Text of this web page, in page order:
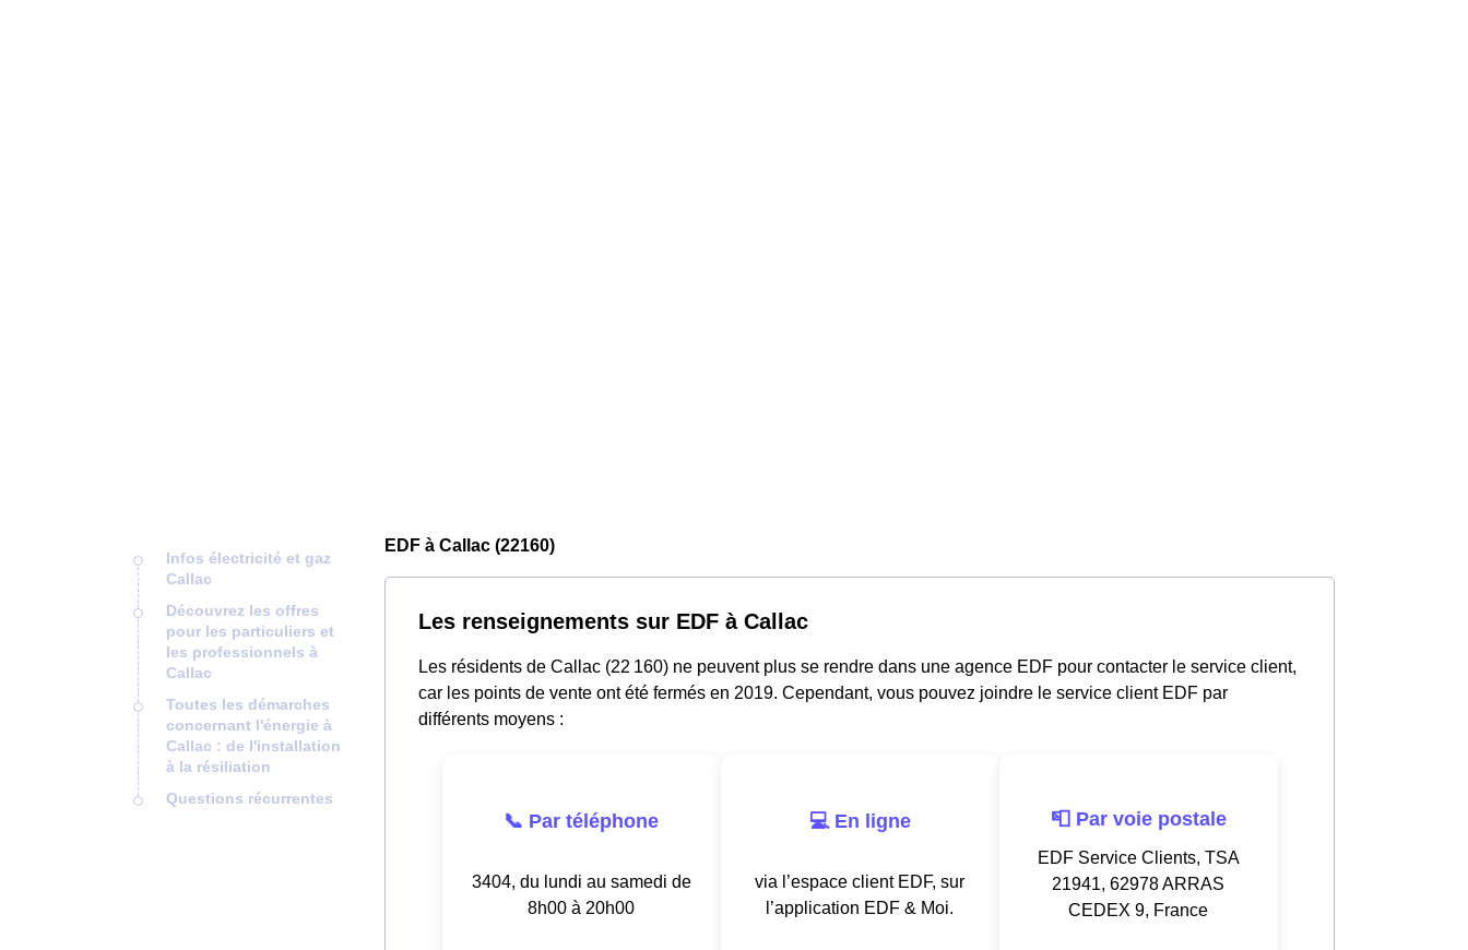
Infos électricité et gaz
Callac
Découvrez les offres
pour les particuliers et
les professionnels à
Callac
Toutes les démarches
concernant l'énergie à
Callac : de l'installation
à la résiliation
Questions récurrentes
EDF à Callac (22160)
Les renseignements sur EDF à Callac
Les résidents de Callac (22 160) ne peuvent plus se rendre dans une agence EDF pour contacter le service client,
car les points de vente ont été fermés en 2019. Cependant, vous pouvez joindre le service client EDF par
différents moyens :
📞 Par téléphone
3404, du lundi au samedi de
8h00 à 20h00
💻 En ligne
via l’espace client EDF, sur
l’application EDF & Moi.
📮 Par voie postale
EDF Service Clients, TSA
21941, 62978 ARRAS
CEDEX 9, France